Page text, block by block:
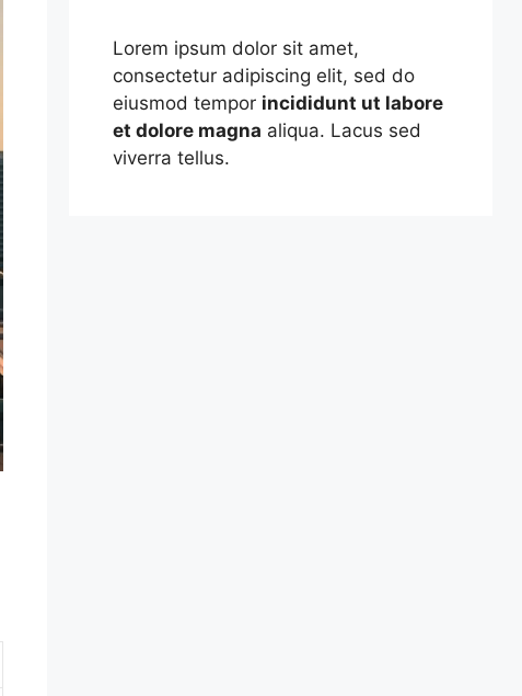
Lorem ipsum dolor sit amet,
consectetur adipiscing elit, sed do
eiusmod tempor incididunt ut labore
et dolore magna aliqua. Lacus sed
viverra tellus.